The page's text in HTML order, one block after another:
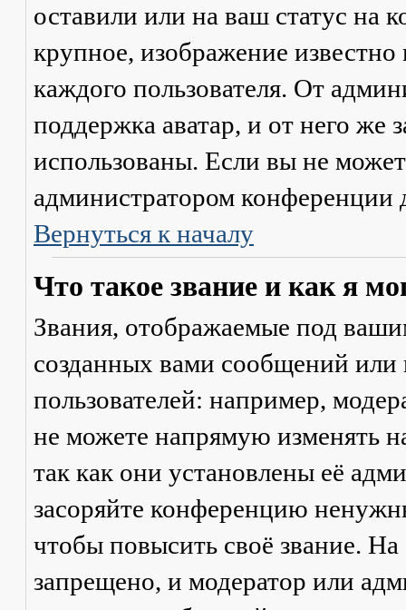
оставили или на ваш статус на
крупное, изображение
каждого пользователя. От
поддержка аватар, и от него же
использованы. Если вы не
администратором конференции
Вернуться к началу
Что такое звание и как я
Звания, отображаемые под
созданных вами сообщений
пользователей: например,
не можете напрямую изменять
так как они установлены её
засоряйте конференцию
чтобы повысить своё звание.
запрещено, и модератор или